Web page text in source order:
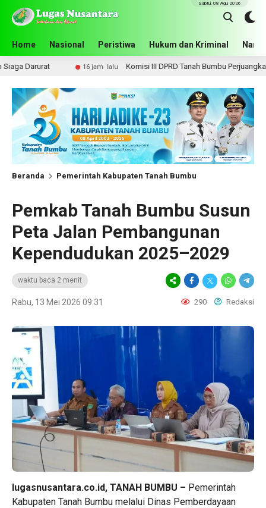
Home Nasional Peristiwa Hukum dan Kriminal
Sabtu, 08 Agu 2026
16 jam lalu Komisi III DPRD Tanah Bumbu Perjuangkan Lima
Beranda Pemerintah Kabupaten Tanah Bumbu
Pemkab Tanah Bumbu Susun
Peta Jalan Pembangunan
Kependudukan 2025–2029
waktu baca 2 menit
Rabu, 13 Mei 2026 09:31 290 Redaksi
lugasnusantara.co.id, TANAH BUMBU – Pemerintah
Kabupaten Tanah Bumbu melalui Dinas Pemberdayaan